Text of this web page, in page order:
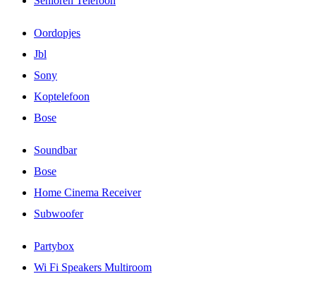
Oordopjes
Jbl
Sony
Koptelefoon
Bose
Soundbar
Bose
Home Cinema Receiver
Subwoofer
Partybox
Wi Fi Speakers Multiroom